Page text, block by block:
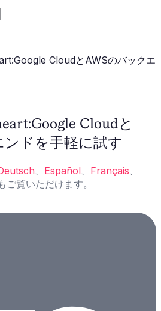
CloudとAWSのバックエ
Cloudと
ドを手軽に試す
Español Français
ご覧いただけます。